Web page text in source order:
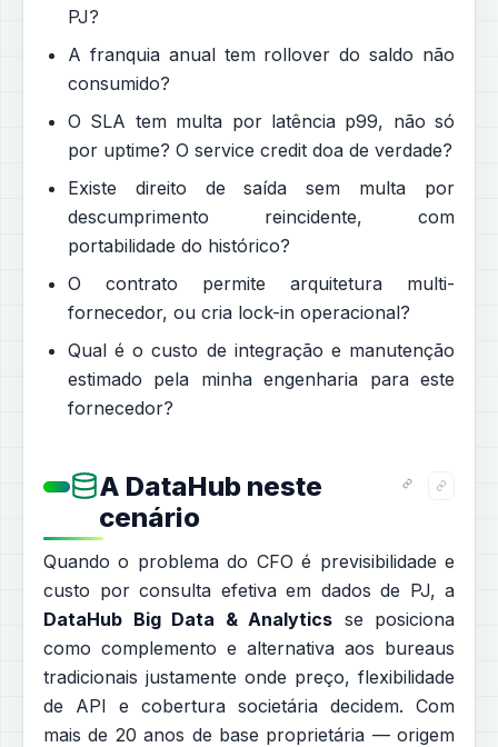
PJ?
A franquia anual tem rollover do saldo não
consumido?
O SLA tem multa por latência p99, não só
por uptime? O service credit doa de verdade?
Existe direito de saída sem multa por
descumprimento reincidente, com
portabilidade do histórico?
O contrato permite arquitetura multi-
fornecedor, ou cria lock-in operacional?
Qual é o custo de integração e manutenção
estimado pela minha engenharia para este
fornecedor?
A DataHub neste
cenário
Quando o problema do CFO é previsibilidade e
custo por consulta efetiva em dados de PJ, a
DataHub Big Data & Analytics se posiciona
como complemento e alternativa aos bureaus
tradicionais justamente onde preço, flexibilidade
de API e cobertura societária decidem. Com
mais de 20 anos de base proprietária — origem